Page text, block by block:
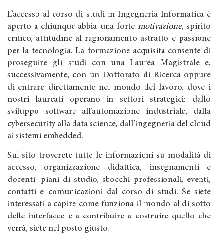
L’accesso al corso di studi in Ingegneria Informatica è
aperto a chiunque abbia una forte motivazione, spirito
critico, attitudine al ragionamento astratto e passione
per la tecnologia. La formazione acquisita consente di
proseguire gli studi con una Laurea Magistrale e,
successivamente, con un Dottorato di Ricerca oppure
di entrare direttamente nel mondo del lavoro, dove i
nostri laureati operano in settori strategici: dallo
sviluppo software all’automazione industriale, dalla
cybersecurity alla data science, dall’ingegneria del cloud
ai sistemi embedded.
Sul sito troverete tutte le informazioni su modalità di
accesso, organizzazione didattica, insegnamenti e
docenti, piani di studio, sbocchi professionali, eventi,
contatti e comunicazioni dal corso di studi. Se siete
interessati a capire come funziona il mondo al di sotto
delle interfacce e a contribuire a costruire quello che
verrà, siete nel posto giusto.